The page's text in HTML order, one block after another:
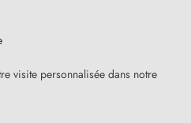
visite personnalisée dans notre